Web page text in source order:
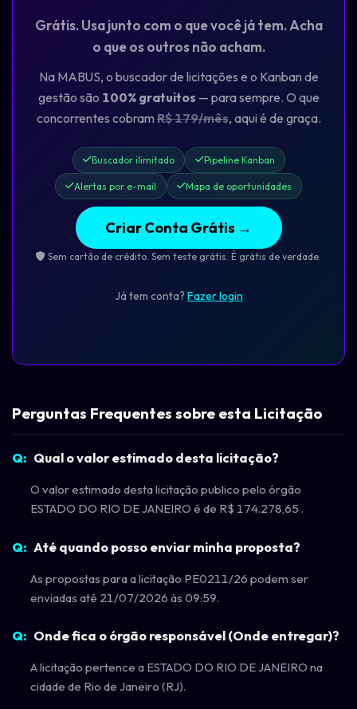
Grátis. Usa junto com o que você já tem. Acha
o que os outros não acham.
Na MABUS, o buscador de licitações e o Kanban de
gestão são 100% gratuitos — para sempre. O que
concorrentes cobramR$ 179/mês, aqui é de graça.
Buscador ilimitado Pipeline Kanban
Alertas por e-mail Mapa de oportunidades
Criar Conta Grátis →
Sem cartão de crédito. Sem teste grátis. É grátis de verdade.
Já tem conta? Fazer login
Perguntas Frequentes sobre esta Licitação
Qual o valor estimado desta licitação?
O valor estimado desta licitação publico pelo órgão
ESTADO DO RIO DE JANEIRO é de R$ 174.278,65 .
Até quando posso enviar minha proposta?
As propostas para a licitação PE0211/26 podem ser
enviadas até 21/07/2026 às 09:59.
Onde fica o órgão responsável (Onde entregar)?
A licitação pertence a ESTADO DO RIO DE JANEIRO na
cidade de Rio de Janeiro (RJ).